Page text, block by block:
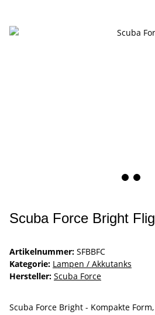
Scuba Force Bright
Artikelnummer: SFBBFC
Kategorie: Lampen / Akkutanks
Hersteller: Scuba Force
Scuba Force Bright - Kompakte